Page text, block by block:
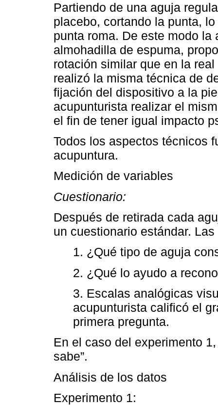
Partiendo de una aguja
placebo, cortando la punta,
punta roma. De este modo
almohadilla de espuma,
rotación similar que en la
realizó la misma técnica de
fijación del dispositivo a la
acupunturista realizar el
el fin de tener igual impacto
Todos los aspectos técnicos
acupuntura.
Medición de variables
Cuestionario:
Después de retirada cada
un cuestionario estándar.
1. ¿Qué tipo de aguja
2. ¿Qué lo ayudo a
3. Escalas analógicas
acupunturista calificó el
primera pregunta.
En el caso del experimento
sabe”.
Análisis de los datos
Experimento 1: